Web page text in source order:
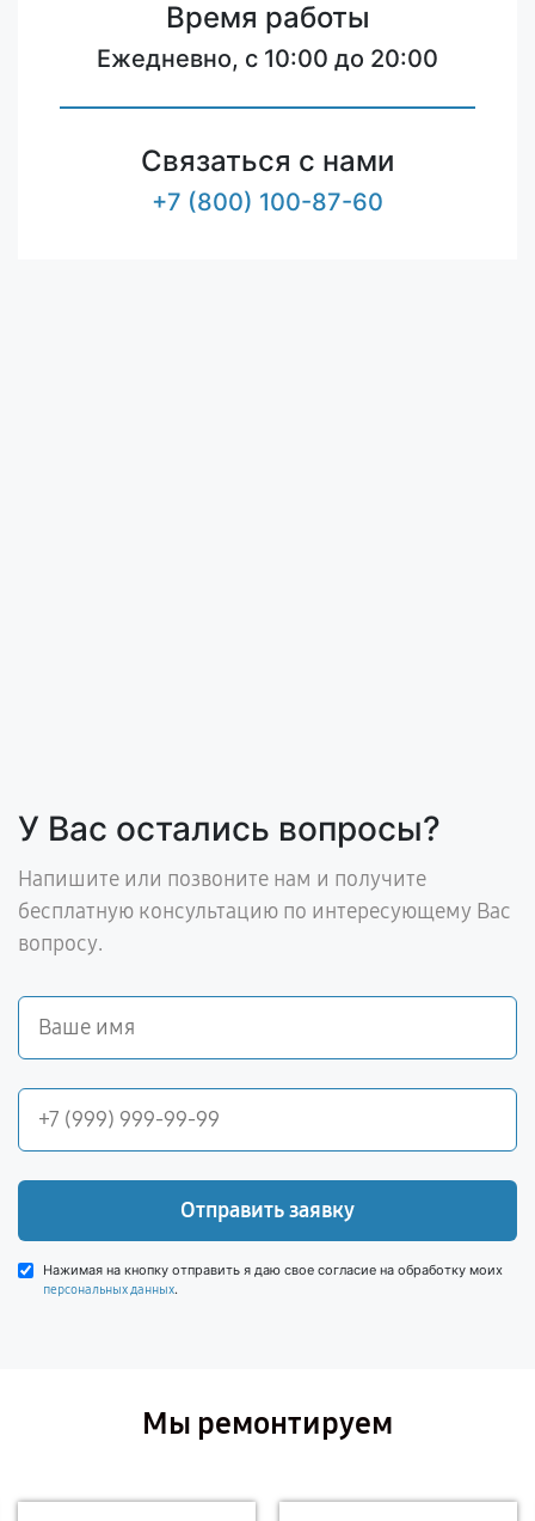
Время работы
Ежедневно, с 10:00 до 20:00
Связаться с нами
+7 (800) 100-87-60
У Вас остались вопросы?
Напишите или позвоните нам и получите
бесплатную консультацию по интересующему Вас
вопросу.
Отправить заявку
Нажимая на кнопку отправить я даю свое согласие на обработку моих
персональных данных.
Мы ремонтируем